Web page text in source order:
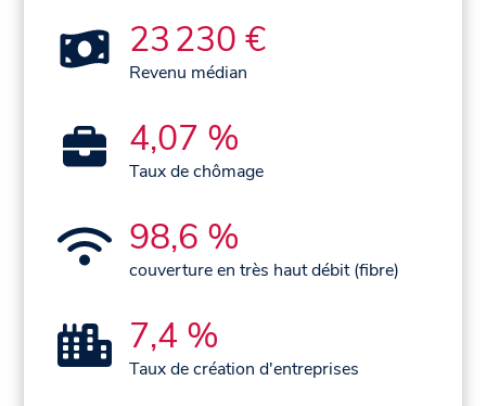
23 230 €
Revenu médian
4,07 %
Taux de chômage
98,6 %
couverture en très haut débit (fibre)
7,4 %
Taux de création d'entreprises